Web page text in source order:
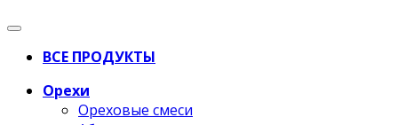
ВСЕ ПРОДУКТЫ
Орехи
Ореховые смеси